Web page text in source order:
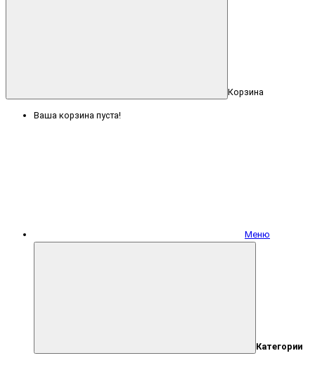
Корзина
Ваша корзина пуста!
Меню
Категории